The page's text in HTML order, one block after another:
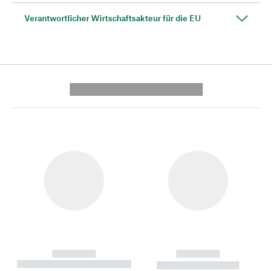
Verantwortlicher Wirtschaftsakteur für die EU
------------
----------- ----------- --------
------------
----------- -----------